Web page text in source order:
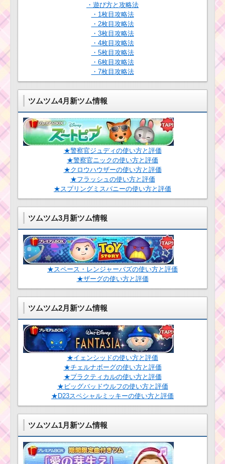
・遊び方と攻略法
・1枚目攻略法
・2枚目攻略法
・3枚目攻略法
・4枚目攻略法
・5枚目攻略法
・6枚目攻略法
・7枚目攻略法
ツムツム4月新ツム情報
★警察官ジュディの使い方と評価
★警察官ニックの使い方と評価
★クロウハウザーの使い方と評価
★フラッシュの使い方と評価
★スプリングミスバニーの使い方と評価
ツムツム3月新ツム情報
★スペース・レンジャーバズの使い方と評価
★ザーグの使い方と評価
ツムツム2月新ツム情報
★イェンシッドの使い方と評価
★チェルナボーグの使い方と評価
★プラクティカルの使い方と評価
★ビッグバッドウルフの使い方と評価
★D23スペシャルミッキーの使い方と評価
ツムツム1月新ツム情報